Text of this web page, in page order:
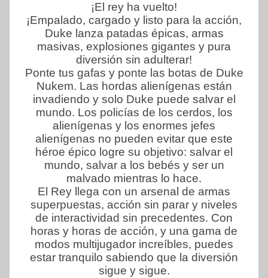
¡El rey ha vuelto!
¡Empalado, cargado y listo para la acción,
Duke lanza patadas épicas, armas
masivas, explosiones gigantes y pura
diversión sin adulterar!
Ponte tus gafas y ponte las botas de Duke
Nukem. Las hordas alienígenas están
invadiendo y solo Duke puede salvar el
mundo. Los policías de los cerdos, los
alienígenas y los enormes jefes
alienígenas no pueden evitar que este
héroe épico logre su objetivo: salvar el
mundo, salvar a los bebés y ser un
malvado mientras lo hace.
El Rey llega con un arsenal de armas
superpuestas, acción sin parar y niveles
de interactividad sin precedentes. Con
horas y horas de acción, y una gama de
modos multijugador increíbles, puedes
estar tranquilo sabiendo que la diversión
sigue y sigue.